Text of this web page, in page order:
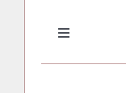
Toggle